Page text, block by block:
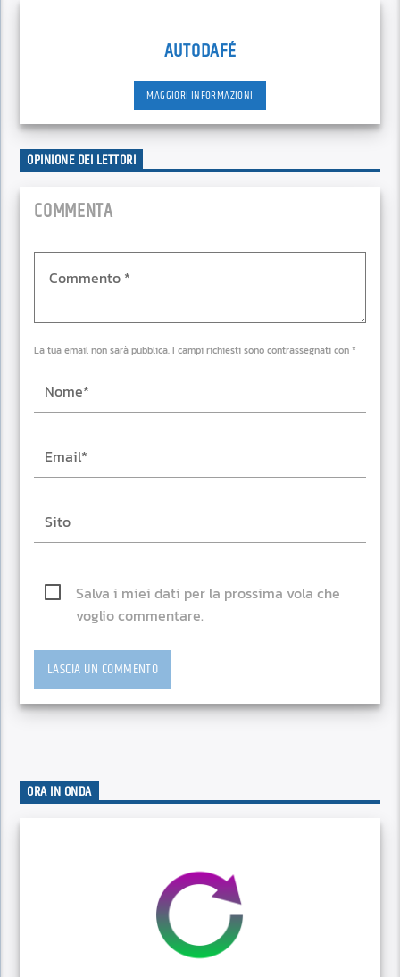
AUTODAFÉ
MAGGIORI INFORMAZIONI
OPINIONE DEI LETTORI
COMMENTA
La tua email non sarà pubblica. I campi richiesti sono contrassegnati con *
Salva i miei dati per la prossima vola che
voglio commentare.
ORA IN ONDA